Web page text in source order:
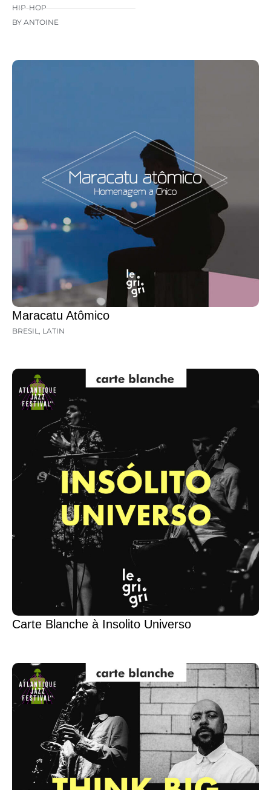
HIP-HOP
BY ANTOINE
Maracatu Atômico
BRESIL, LATIN
Carte Blanche à Insolito Universo